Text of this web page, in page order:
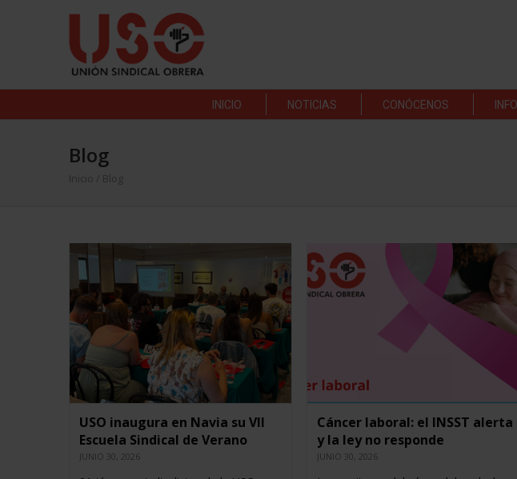
INICIO NOTICIAS CONÓCENOS
Blog
Inicio / Blog
USO inaugura en Navia su VII
Escuela Sindical de Verano
JUNIO 30, 2026
Cáncer laboral: el INSST alerta
y la ley no responde
JUNIO 30, 2026